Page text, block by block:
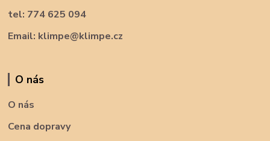
tel: 774 625 094
Email: klimpe@klimpe.cz
O nás
O nás
Cena dopravy